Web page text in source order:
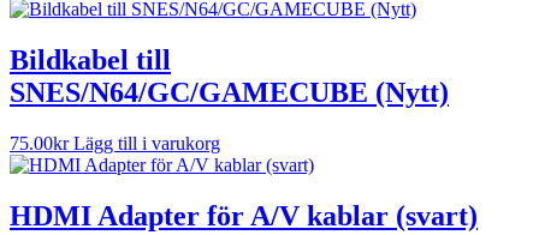
Bildkabel till
SNES/N64/GC/GAMECUBE (Nytt)
75.00kr Lägg till i varukorg
HDMI Adapter för A/V kablar (svart)